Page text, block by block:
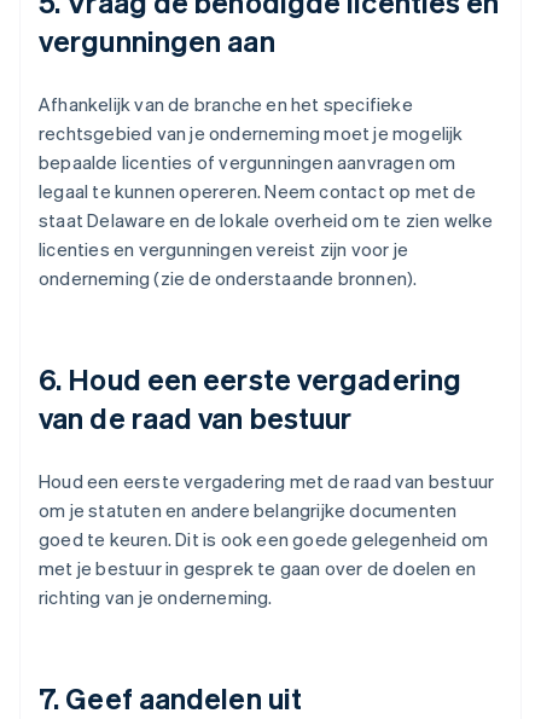
vergunningen aan
Afhankelijk van de branche en het specifieke
rechtsgebied van je onderneming moet je mogelijk
bepaalde licenties of vergunningen aanvragen om
legaal te kunnen opereren. Neem contact op met de
staat Delaware en de lokale overheid om te zien welke
licenties en vergunningen vereist zijn voor je
onderneming (zie de onderstaande bronnen).
6. Houd een eerste vergadering
van de raad van bestuur
Houd een eerste vergadering met de raad van bestuur
om je statuten en andere belangrijke documenten
goed te keuren. Dit is ook een goede gelegenheid om
met je bestuur in gesprek te gaan over de doelen en
richting van je onderneming.
7. Geef aandelen uit